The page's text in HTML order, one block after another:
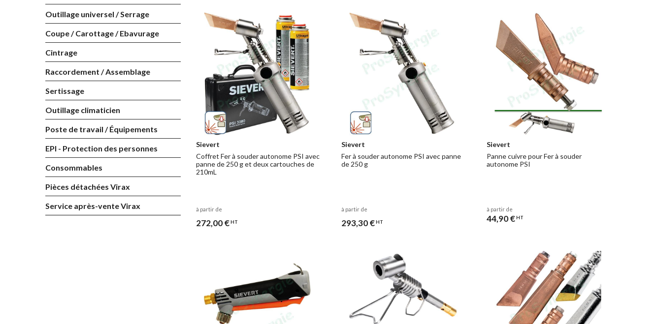
Outillage universel / Serrage
Coupe / Carottage / Ebavurage
Cintrage
Raccordement / Assemblage
Sertissage
Outillage climaticien
Poste de travail / Équipements
EPI - Protection des personnes
Consommables
Pièces détachées Virax
Service après-vente Virax
Sievert
Coffret Fer à souder autonome PSI avec
panne de 250 g et deux cartouches de
210mL
à partir de
272,00 €HT
Sievert
Fer à souder autonome PSI avec panne
de 250 g
à partir de
293,30 €HT
Sievert
Panne cuivre pour Fer à souder
autonome PSI
à partir de
44,90 €HT